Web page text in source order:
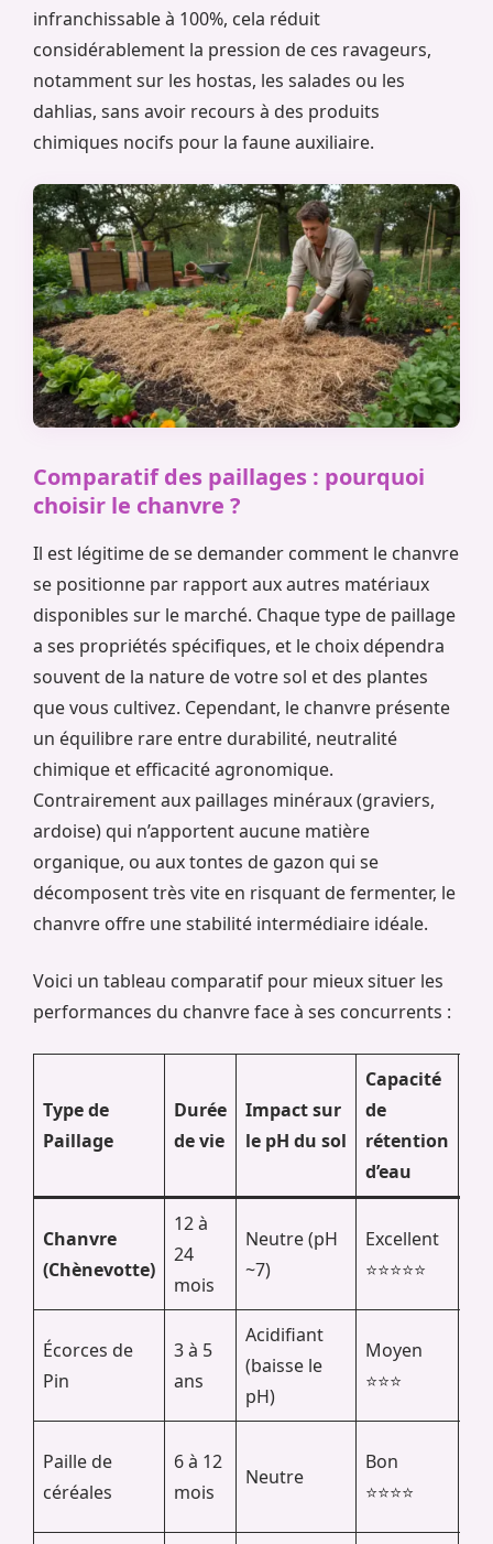
infranchissable à 100%, cela réduit
considérablement la pression de ces ravageurs,
notamment sur les hostas, les salades ou les
dahlias, sans avoir recours à des produits
chimiques nocifs pour la faune auxiliaire.
Comparatif des paillages : pourquoi
choisir le chanvre ?
Il est légitime de se demander comment le chanvre
se positionne par rapport aux autres matériaux
disponibles sur le marché. Chaque type de paillage
a ses propriétés spécifiques, et le choix dépendra
souvent de la nature de votre sol et des plantes
que vous cultivez. Cependant, le chanvre présente
un équilibre rare entre durabilité, neutralité
chimique et efficacité agronomique.
Contrairement aux paillages minéraux (graviers,
ardoise) qui n’apportent aucune matière
organique, ou aux tontes de gazon qui se
décomposent très vite en risquant de fermenter, le
chanvre offre une stabilité intermédiaire idéale.
Voici un tableau comparatif pour mieux situer les
performances du chanvre face à ses concurrents :
Type de
Paillage
Durée
de vie
Impact sur
le pH du sol
Capacité
de
rétention
d’eau
Chanvre
(Chènevotte)
12 à
24
mois
Neutre (pH
~7)
Excellent
⭐⭐⭐⭐⭐
Écorces de
Pin
3 à 5
ans
Acidifiant
(baisse le
pH)
Moyen
⭐⭐⭐
Paille de
céréales
6 à 12
mois
Neutre
Bon
⭐⭐⭐⭐